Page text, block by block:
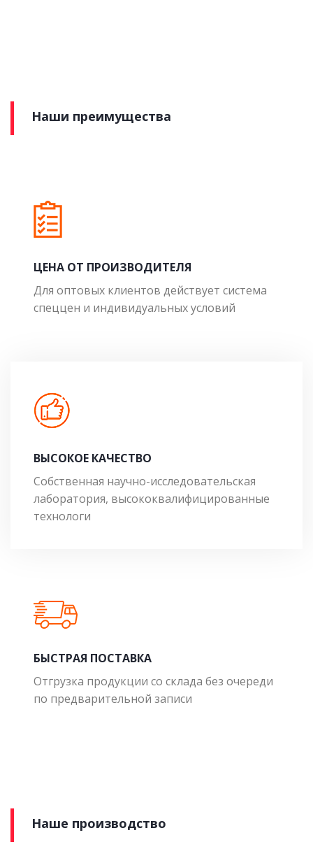
Наши преимущества
ЦЕНА ОТ ПРОИЗВОДИТЕЛЯ
Для оптовых клиентов действует система
спеццен и индивидуальных условий
ВЫСОКОЕ КАЧЕСТВО
Собственная научно-исследовательская
лаборатория, высококвалифицированные
технологи
БЫСТРАЯ ПОСТАВКА
Отгрузка продукции со склада без очереди
по предварительной записи
Наше производство